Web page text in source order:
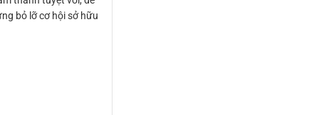
bỏ lỡ cơ hội sở hữu